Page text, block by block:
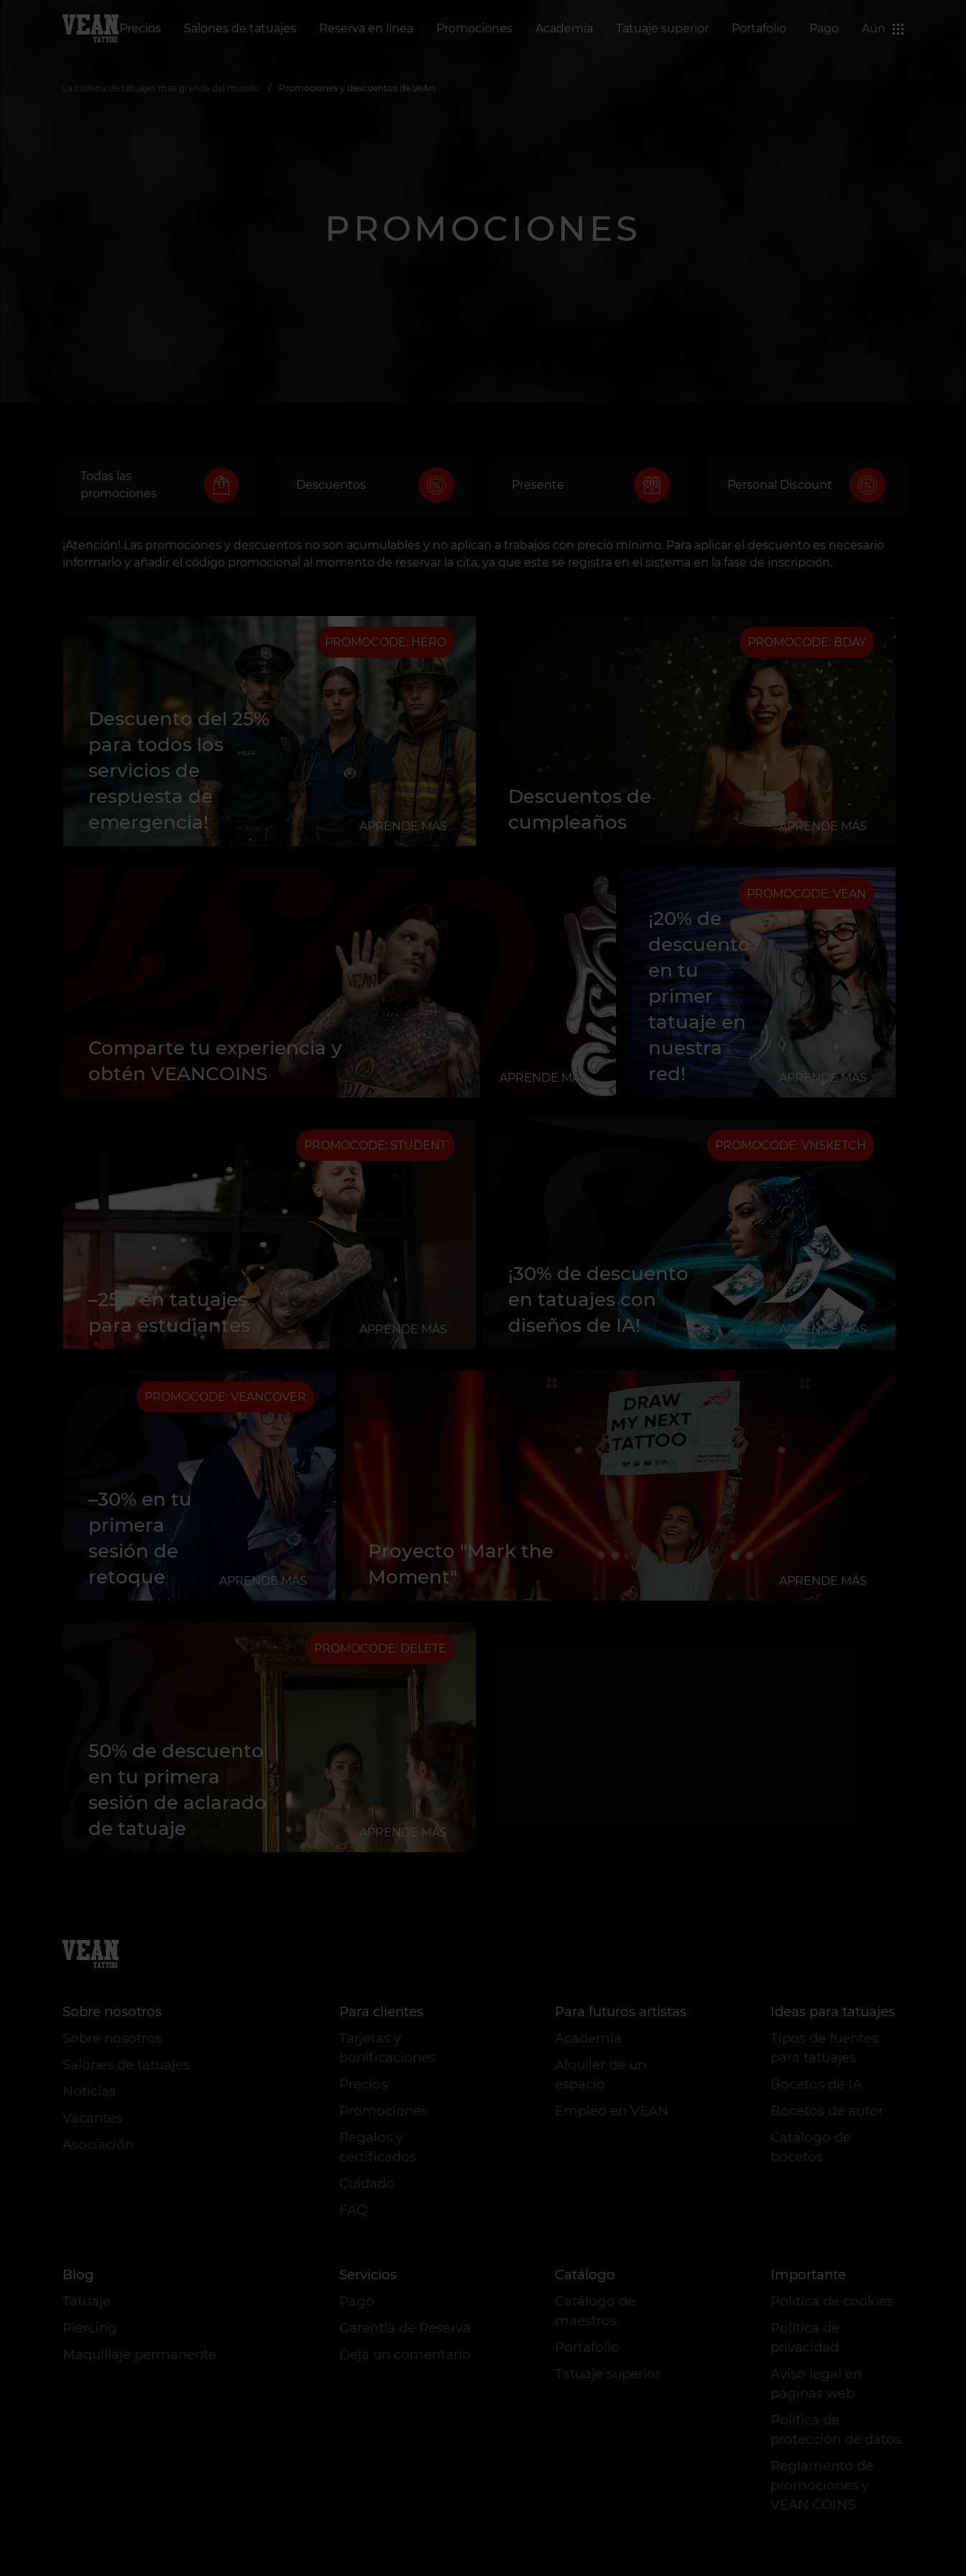
Precios Salones de tatuajes Reserva en línea Promociones Academia Tatuaje superior Portafolio Pago Aún
La cadena de tatuajes más grande del mundo Promociones y descuentos de VeAn
PROMOCIONES
Todas las
promociones
Descuentos Presente Personal Discount
¡Atención! Las promociones y descuentos no son acumulables y no aplican a trabajos con precio mínimo. Para aplicar el descuento es necesario
informarlo y añadir el código promocional al momento de reservar la cita, ya que este se registra en el sistema en la fase de inscripción.
PROMOCODE: HERO
Descuento del 25%
para todos los
servicios de
respuesta de
emergencia!
APRENDE MÁS
PROMOCODE: BDAY
Descuentos de
cumpleaños
APRENDE MÁS
Comparte tu experiencia y
obtén VEANCOINS
APRENDE MÁS
PROMOCODE: VEAN
¡20% de
descuento
en tu
primer
tatuaje en
nuestra
red!
APRENDE MÁS
PROMOCODE: STUDENT
–25% en tatuajes
para estudiantes
APRENDE MÁS
PROMOCODE: VNSKETCH
¡30% de descuento
en tatuajes con
diseños de IA!
APRENDE MÁS
PROMOCODE: VEANCOVER
–30% en tu
primera
sesión de
retoque
APRENDE MÁS
Proyecto "Mark the
Moment"
APRENDE MÁS
PROMOCODE: DELETE
50% de descuento
en tu primera
sesión de aclarado
de tatuaje
APRENDE MÁS
Sobre nosotros
Sobre nosotros
Salones de tatuajes
Noticias
Vacantes
Asociación
Para clientes
Tarjetas y
bonificaciones
Precios
Promociones
Regalos y
certificados
Cuidado
FAQ
Para futuros artistas
Academia
Alquiler de un
espacio
Empleo en VEAN
Ideas para tatuajes
Tipos de fuentes
para tatuajes
Bocetos de IA
Bocetos de autor
Сatálogo de
bocetos
Blog
Tatuaje
Piercing
Maquillaje permanente
Servicios
Pago
Garantía de Reserva
Deja un comentario
Catálogo
Catálogo de
maestros
Portafolio
Tatuaje superior
Importante
Política de cookies
Política de
privacidad
Aviso legal en
páginas web
Política de
protección de datos
Reglamento de
promociones y
VEAN COINS